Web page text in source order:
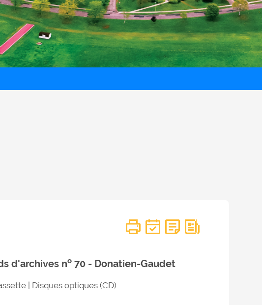
d'archives no 70 - Donatien-Gaudet
| Disques optiques (CD)